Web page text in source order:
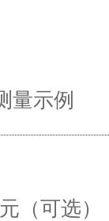
量示例
（可选）